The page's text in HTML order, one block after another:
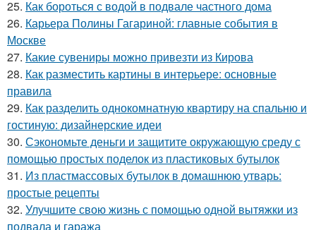
25. Как бороться с водой в подвале частного дома
26. Карьера Полины Гагариной: главные события в
Москве
27. Какие сувениры можно привезти из Кирова
28. Как разместить картины в интерьере: основные
правила
29. Как разделить однокомнатную квартиру на спальню и
гостиную: дизайнерские идеи
30. Сэкономьте деньги и защитите окружающую среду с
помощью простых поделок из пластиковых бутылок
31. Из пластмассовых бутылок в домашнюю утварь:
простые рецепты
32. Улучшите свою жизнь с помощью одной вытяжки из
подвала и гаража